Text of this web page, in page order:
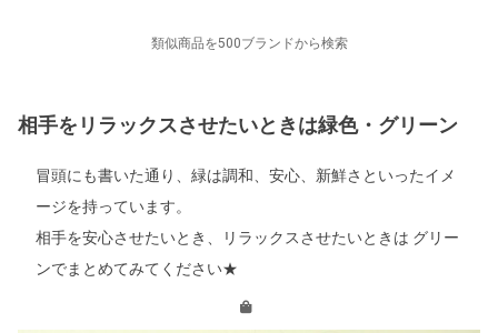
類似商品を500ブランドから検索
相手をリラックスさせたいときは緑色・グリーン
冒頭にも書いた通り、緑は調和、安心、新鮮さといったイメ
ージを持っています。
相手を安心させたいとき、リラックスさせたいときは グリー
ンでまとめてみてください★